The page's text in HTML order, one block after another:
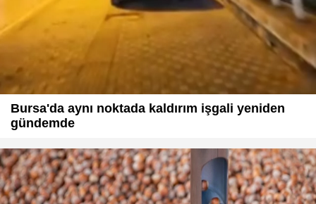
Bursa'da aynı noktada kaldırım işgali yeniden
gündemde